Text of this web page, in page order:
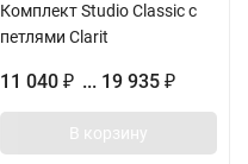
Комплект Studio Classic с
петлями Clarit
11 040 ₽ ... 19 935 ₽
В корзину